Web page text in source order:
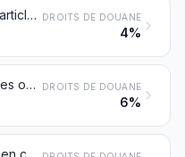
Vaisselle, autres articles de ménage ou d'économie domestique et articles d'hygiène ou de toilette, en céramique, autres qu'en porcelaine DROITS DE DOUANE
4%
Statuettes et autres objets d'ornementation en céramique DROITS DE DOUANE
6%
Autres ouvrages en céramique